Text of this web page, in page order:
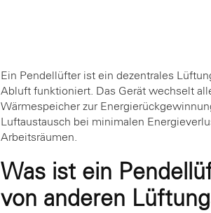
Ein Pendellüfter ist ein dezentrales
Abluft funktioniert. Das Gerät wechselt
Wärmespeicher zur
Luftaustausch bei minimalen
Arbeitsräumen.
Was ist ein
von anderen